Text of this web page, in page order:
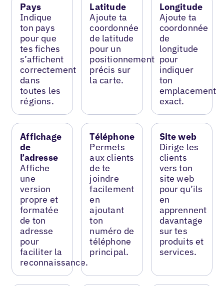
Pays
Indique
ton pays
pour que
tes fiches
s’affichent
correctement
dans
toutes les
régions.
Latitude
Ajoute ta
coordonnée
de latitude
pour un
positionnement
précis sur
la carte.
Longitude
Ajoute ta
coordonnée
de
longitude
pour
indiquer
ton
emplacement
exact.
Affichage
de
l’adresse
Affiche
une
version
propre et
formatée
de ton
adresse
pour
faciliter la
reconnaissance.
Téléphone
Permets
aux clients
de te
joindre
facilement
en
ajoutant
ton
numéro de
téléphone
principal.
Site web
Dirige les
clients
vers ton
site web
pour qu’ils
en
apprennent
davantage
sur tes
produits et
services.